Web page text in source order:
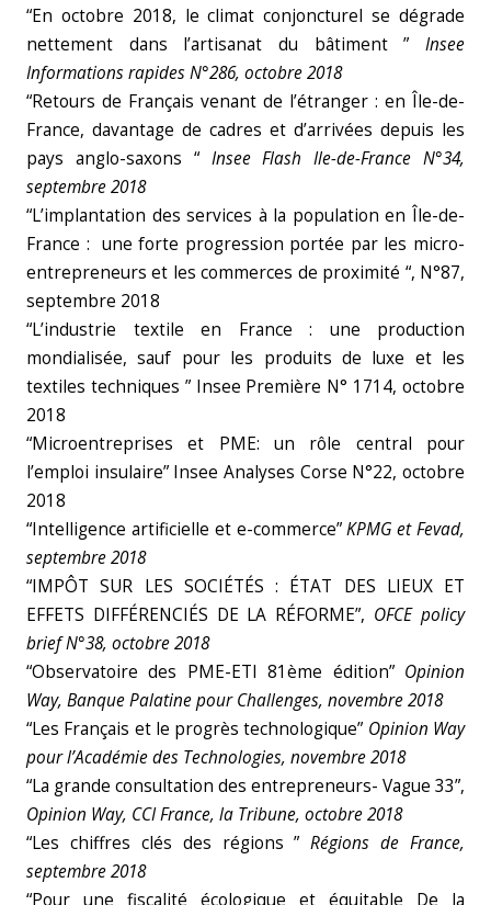
“En octobre 2018, le climat conjoncturel se dégrade
nettement dans l’artisanat du bâtiment ” Insee
Informations rapides N°286, octobre 2018
“Retours de Français venant de l’étranger : en Île-de-
France, davantage de cadres et d’arrivées depuis les
pays anglo-saxons “Insee Flash Ile-de-France N°34,
septembre 2018
“L’implantation des services à la population en Île-de-
France : une forte progression portée par les micro-
entrepreneurs et les commerces de proximité “, N°87,
septembre 2018
“L’industrie textile en France : une production
mondialisée, sauf pour les produits de luxe et les
textiles techniques ” Insee Première N° 1714, octobre
2018
“Microentreprises et PME: un rôle central pour
l’emploi insulaire” Insee Analyses Corse N°22, octobre
2018
“Intelligence artificielle et e-commerce”KPMG et Fevad,
septembre 2018
“IMPÔT SUR LES SOCIÉTÉS : ÉTAT DES LIEUX ET
EFFETS DIFFÉRENCIÉS DE LA RÉFORME”, OFCE policy
brief N°38, octobre 2018
“Observatoire des PME-ETI 81ème édition” Opinion
Way, Banque Palatine pour Challenges, novembre 2018
“Les Français et le progrès technologique” Opinion Way
pour l’Académie des Technologies, novembre 2018
“La grande consultation des entrepreneurs- Vague 33”,
Opinion Way, CCI France, la Tribune, octobre 2018
“Les chiffres clés des régions ”Régions de France,
septembre 2018
“Pour une fiscalité écologique et équitable De la